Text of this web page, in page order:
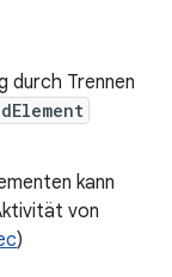
durch Trennen
kann
von
)